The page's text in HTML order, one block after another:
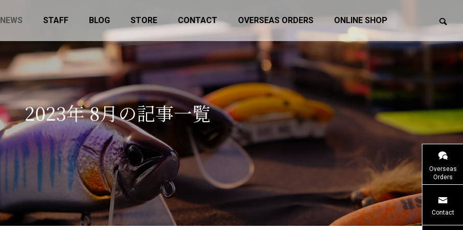
NEWS STAFF BLOG STORE CONTACT OVERSEAS ORDERS ONLINE SHOP
factory-lab.shop にてデッドストック
商品の販売を開始しました
お知らせ
12月14日(日)はマニアックスフェス20
25に参加します！
イベント
ATTICサマーキャンペーン2026を開催
イベント お
2023年8月の記事一覧
Overseas
Orders
Contact